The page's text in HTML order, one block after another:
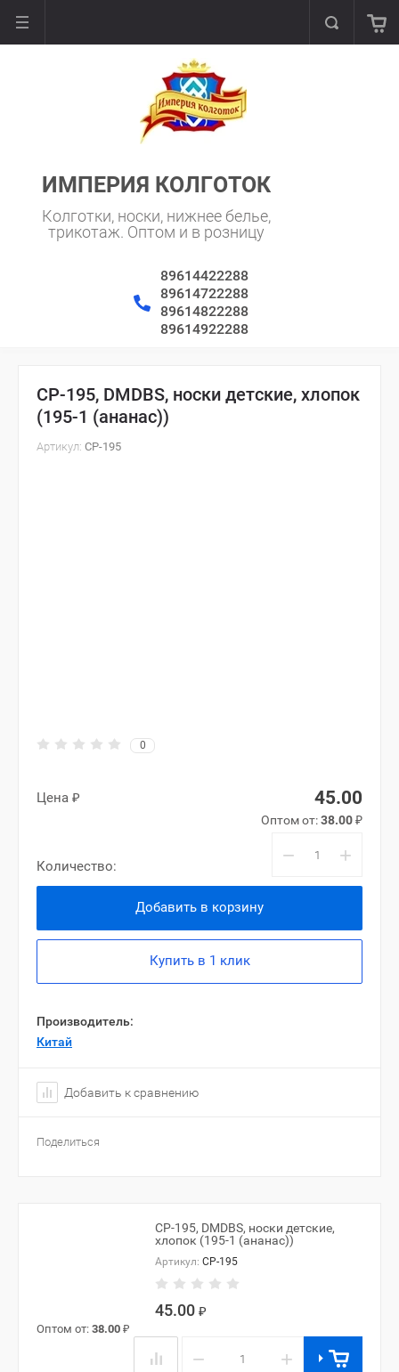
ИМПЕРИЯ КОЛГОТОК
Колготки, носки, нижнее белье,
трикотаж. Оптом и в розницу
89614422288
89614722288
89614822288
89614922288
CP-195, DMDBS, носки детские, хлопок
(195-1 (ананас))
Артикул: CP-195
0
Цена ₽ 45.00
Оптом от:38.00₽
Количество: − +
Добавить в корзину
Купить в 1 клик
Производитель:
Китай
Добавить к сравнению
Поделиться
CP-195, DMDBS, носки детские,
хлопок (195-1 (ананас))
Артикул: CP-195
45.00 ₽
Оптом от: 38.00 ₽
− +